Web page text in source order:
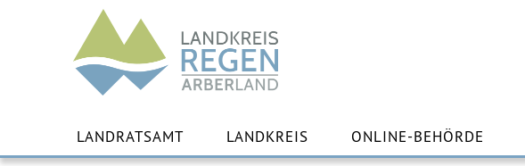
Landkreis
Regen
Inhalt
springen
LANDRATSAMT LANDKREIS ONLINE-BEHÖRDE